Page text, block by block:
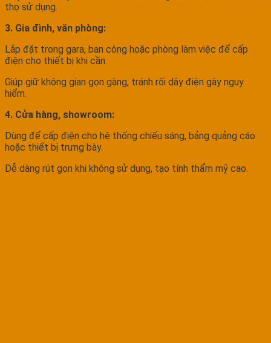
thọ sử dụng.
3. Gia đình, văn phòng:
Lắp đặt trong gara, ban công hoặc phòng làm việc để cấp
điện cho thiết bị khi cần.
Giúp giữ không gian gọn gàng, tránh rối dây điện gây nguy
hiểm.
4. Cửa hàng, showroom:
Dùng để cấp điện cho hệ thống chiếu sáng, bảng quảng cáo
hoặc thiết bị trưng bày.
Dễ dàng rút gọn khi không sử dụng, tạo tính thẩm mỹ cao.